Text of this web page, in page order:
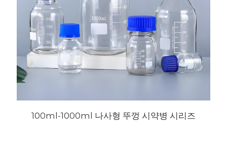
100ml-1000ml 나사형 뚜껑 시약병 시리즈